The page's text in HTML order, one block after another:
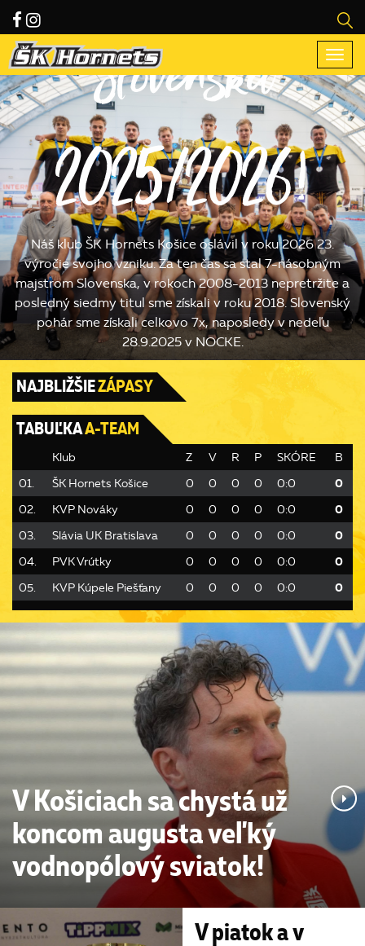
Slovenska
2025/2026!
Náš klub ŠK Hornets Košice oslávil v roku 2026 23.
výročie svojho vzniku. Za ten čas sa stal 7-násobným
majstrom Slovenska, v rokoch 2008-2013 nepretržite a
posledný siedmy titul sme získali v roku 2018. Slovenský
pohár sme získali celkovo 7x, naposledy v nedeľu
28.9.2025 v NOCKE.
NAJBLIŽŠIEZÁPASY
TABUĽKAA-TEAM
Klub Z V R P SKÓRE
B
01.
ŠK Hornets Košice 0 0 0 0 0:0
0
02.
KVP Nováky 0 0 0 0 0:0
0
03.
Slávia UK Bratislava 0 0 0 0 0:0
0
04.
PVK Vrútky 0 0 0 0 0:0
0
05.
KVP Kúpele Piešťany 0 0 0 0 0:0 0
V Košiciach sa chystá už
koncom augusta veľký
vodnopólový sviatok!
V piatok a v